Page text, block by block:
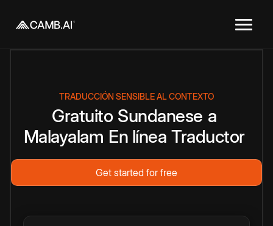
TRADUCCIÓN SENSIBLE AL CONTEXTO
Gratuito Sundanese a
Malayalam En línea Traductor
Get started for free